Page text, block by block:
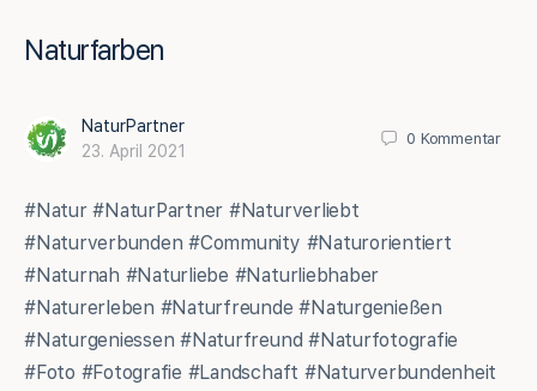
Naturfarben
NaturPartner
23. April 2021
0 Kommentar
#Natur #NaturPartner #Naturverliebt
#Naturverbunden #Community #Naturorientiert
#Naturnah #Naturliebe #Naturliebhaber
#Naturerleben #Naturfreunde #Naturgenießen
#Naturgeniessen #Naturfreund #Naturfotografie
#Foto #Fotografie #Landschaft #Naturverbundenheit